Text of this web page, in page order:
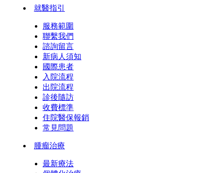
就醫指引
服務範圍
聯繫我們
諮詢留言
新病人須知
國際患者
入院流程
出院流程
診後隨訪
收費標準
住院醫保報銷
常見問題
腫瘤治療
最新療法